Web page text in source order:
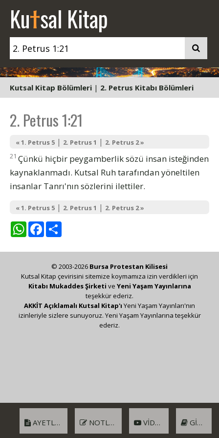
Kutsal Kitap
Kutsal Kitap Bölümleri | 2. Petrus Kitabı Bölümleri
2. Petrus 1:21
« 1. Petrus 5 | 2. Petrus 1 | 2. Petrus 2 »
21 Çünkü hiçbir peygamberlik sözü insan isteğinden
kaynaklanmadı. Kutsal Ruh tarafından yöneltilen
insanlar Tanrı'nın sözlerini ilettiler.
« 1. Petrus 5 | 2. Petrus 1 | 2. Petrus 2 »
WhatsAppFacebook
AYETLER NOTLAR VIDEO GIRIŞ
© 2003-2026 Bursa Protestan Kilisesi
Kutsal Kitap çevirisini sitemize koymamıza izin verdikleri için
Kitabı Mukaddes Şirketi ve Yeni Yaşam Yayınlarına
teşekkür ederiz.
AKKİT Açıklamalı Kutsal Kitap'ı Yeni Yaşam Yayınları'nın
izinleriyle sizlere sunuyoruz. Yeni Yaşam Yayınlarına teşekkür
ederiz.